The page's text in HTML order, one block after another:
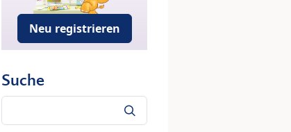
Neu registrieren
Suche